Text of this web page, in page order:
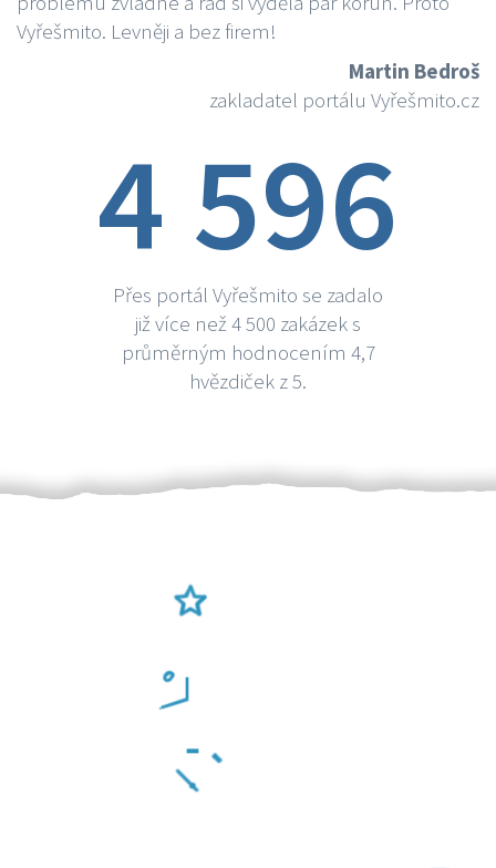
Vyřešmito. Levněji a bez firem!
Martin Bedroš
zakladatel portálu Vyřešmito.cz
4 596
Přes portál Vyřešmito se zadalo
již více než 4 500 zakázek s
průměrným hodnocením 4,7
hvězdiček z 5.